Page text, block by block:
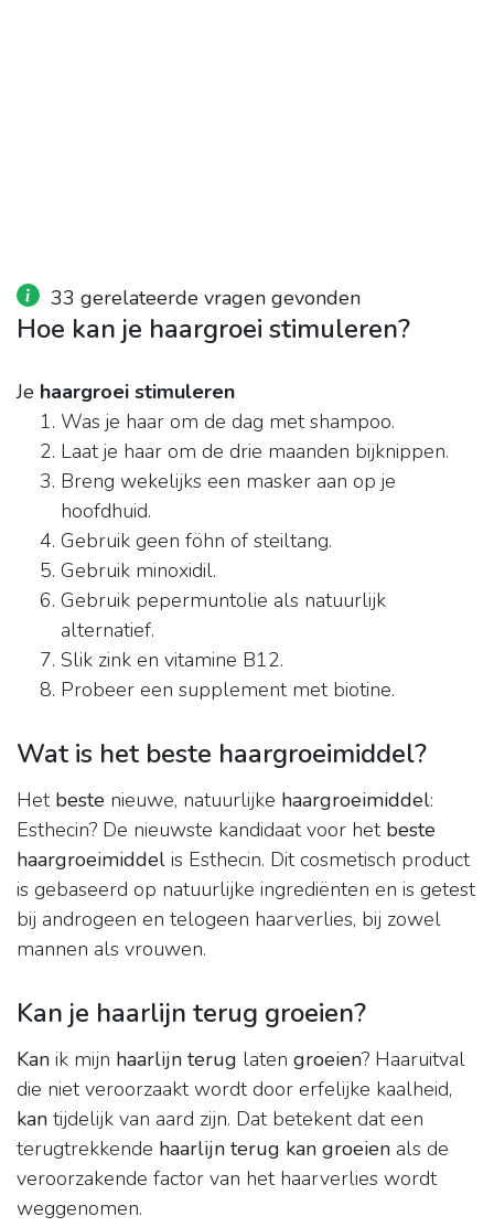
33 gerelateerde vragen gevonden
Hoe kan je haargroei stimuleren?
Je haargroei stimuleren
Was je haar om de dag met shampoo.
Laat je haar om de drie maanden bijknippen.
Breng wekelijks een masker aan op je
hoofdhuid.
Gebruik geen föhn of steiltang.
Gebruik minoxidil.
Gebruik pepermuntolie als natuurlijk
alternatief.
Slik zink en vitamine B12.
Probeer een supplement met biotine.
Wat is het beste haargroeimiddel?
Het beste nieuwe, natuurlijke haargroeimiddel:
Esthecin? De nieuwste kandidaat voor het beste
haargroeimiddel is Esthecin. Dit cosmetisch product
is gebaseerd op natuurlijke ingrediënten en is getest
bij androgeen en telogeen haarverlies, bij zowel
mannen als vrouwen.
Kan je haarlijn terug groeien?
Kan ik mijn haarlijn terug laten groeien? Haaruitval
die niet veroorzaakt wordt door erfelijke kaalheid,
kan tijdelijk van aard zijn. Dat betekent dat een
terugtrekkende haarlijn terug kan groeien als de
veroorzakende factor van het haarverlies wordt
weggenomen.